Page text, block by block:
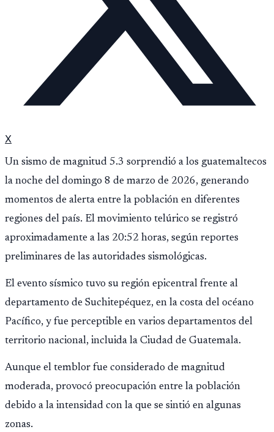
X
Un sismo de magnitud 5.3 sorprendió a los guatemaltecos
la noche del domingo 8 de marzo de 2026, generando
momentos de alerta entre la población en diferentes
regiones del país. El movimiento telúrico se registró
aproximadamente a las 20:52 horas, según reportes
preliminares de las autoridades sismológicas.
El evento sísmico tuvo su región epicentral frente al
departamento de Suchitepéquez, en la costa del océano
Pacífico, y fue perceptible en varios departamentos del
territorio nacional, incluida la Ciudad de Guatemala.
Aunque el temblor fue considerado de magnitud
moderada, provocó preocupación entre la población
debido a la intensidad con la que se sintió en algunas
zonas.